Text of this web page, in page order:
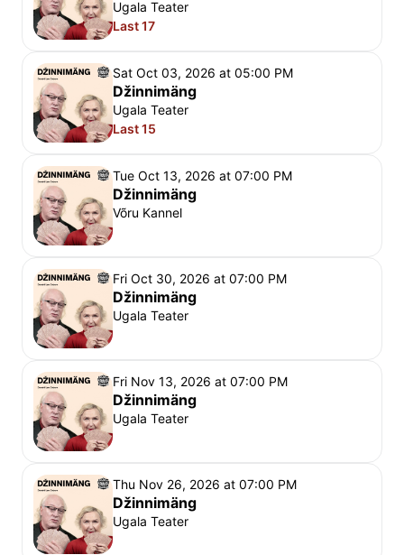
Ugala Teater
Last 17
Sat Oct 03, 2026 at 05:00 PM
Džinnimäng
Ugala Teater
Last 15
Tue Oct 13, 2026 at 07:00 PM
Džinnimäng
Võru Kannel
Fri Oct 30, 2026 at 07:00 PM
Džinnimäng
Ugala Teater
Fri Nov 13, 2026 at 07:00 PM
Džinnimäng
Ugala Teater
Thu Nov 26, 2026 at 07:00 PM
Džinnimäng
Ugala Teater